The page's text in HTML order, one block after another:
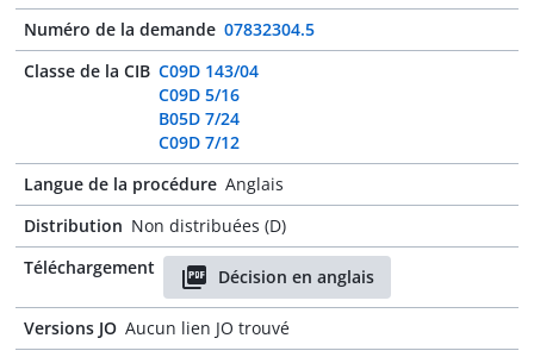
Numéro de la demande 07832304.5
Classe de la CIB C09D 143/04
C09D 5/16
B05D 7/24
C09D 7/12
Langue de la procédure Anglais
Distribution Non distribuées (D)
Téléchargement
Décision en anglais
Versions JO Aucun lien JO trouvé